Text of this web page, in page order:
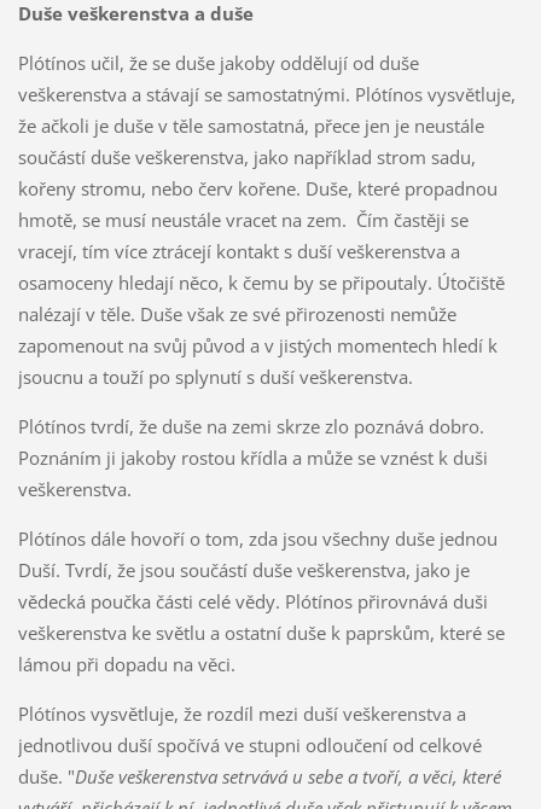
Duše veškerenstva a duše
Plótínos učil, že se duše jakoby oddělují od duše
veškerenstva a stávají se samostatnými. Plótínos vysvětluje,
že ačkoli je duše v těle samostatná, přece jen je neustále
součástí duše veškerenstva, jako například strom sadu,
kořeny stromu, nebo červ kořene. Duše, které propadnou
hmotě, se musí neustále vracet na zem. Čím častěji se
vracejí, tím více ztrácejí kontakt s duší veškerenstva a
osamoceny hledají něco, k čemu by se připoutaly. Útočiště
nalézají v těle. Duše však ze své přirozenosti nemůže
zapomenout na svůj původ a v jistých momentech hledí k
jsoucnu a touží po splynutí s duší veškerenstva.
Plótínos tvrdí, že duše na zemi skrze zlo poznává dobro.
Poznáním ji jakoby rostou křídla a může se vznést k duši
veškerenstva.
Plótínos dále hovoří o tom, zda jsou všechny duše jednou
Duší. Tvrdí, že jsou součástí duše veškerenstva, jako je
vědecká poučka části celé vědy. Plótínos přirovnává duši
veškerenstva ke světlu a ostatní duše k paprskům, které se
lámou při dopadu na věci.
Plótínos vysvětluje, že rozdíl mezi duší veškerenstva a
jednotlivou duší spočívá ve stupni odloučení od celkové
duše. "Duše veškerenstva setrvává u sebe a tvoří, a věci, které